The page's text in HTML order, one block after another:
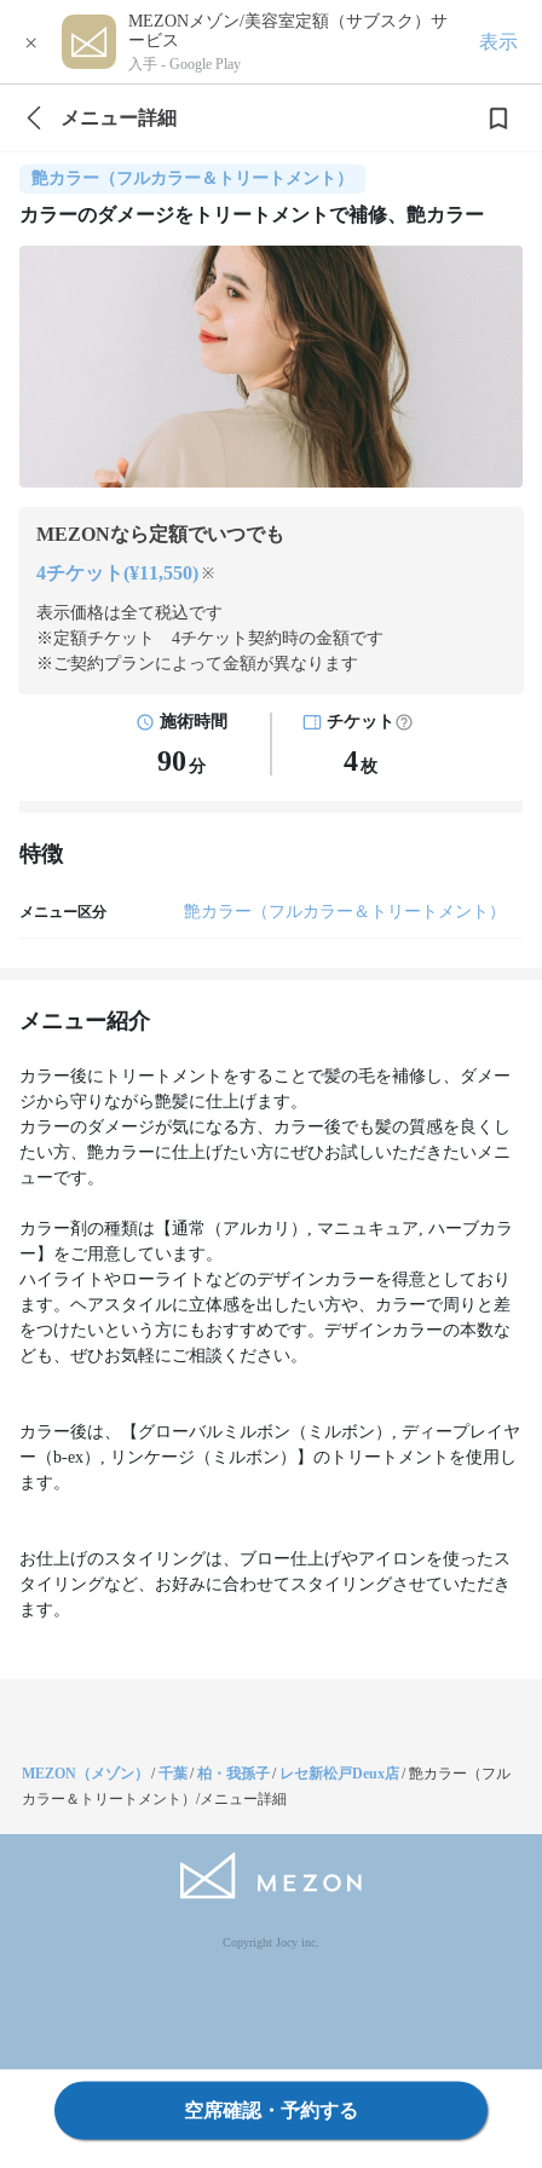
×
MEZONメゾン/美容室定額（サブスク）サ
ービス
入手 - Google Play
表示
メニュー詳細
艶カラー（フルカラー＆トリートメント）
カラーのダメージをトリートメントで補修、艶カラー
MEZONなら定額でいつでも
4チケット(¥11,550) ※
表示価格は全て税込です
※定額チケット 4チケット契約時の金額です
※ご契約プランによって金額が異なります
施術時間
90 分
チケット
4枚
特徴
メニュー区分 艶カラー（フルカラー＆トリートメント）
メニュー紹介
カラー後にトリートメントをすることで髪の毛を補修し、ダメー
ジから守りながら艶髪に仕上げます。
カラーのダメージが気になる方、カラー後でも髪の質感を良くし
たい方、艶カラーに仕上げたい方にぜひお試しいただきたいメニ
ューです。
カラー剤の種類は【通常（アルカリ）, マニュキュア, ハーブカラ
ー】をご用意しています。
ハイライトやローライトなどのデザインカラーを得意としており
ます。ヘアスタイルに立体感を出したい方や、カラーで周りと差
をつけたいという方にもおすすめです。デザインカラーの本数な
ども、ぜひお気軽にご相談ください。
カラー後は、【グローバルミルボン（ミルボン）, ディープレイヤ
ー（b-ex）, リンケージ（ミルボン）】のトリートメントを使用し
ます。
お仕上げのスタイリングは、ブロー仕上げやアイロンを使ったス
タイリングなど、お好みに合わせてスタイリングさせていただき
ます。
MEZON（メゾン） /千葉/柏・我孫子/ レセ新松戸Deux店/艶カラー（フル
カラー＆トリートメント）/メニュー詳細
Copyright Jocy inc.
空席確認・予約する